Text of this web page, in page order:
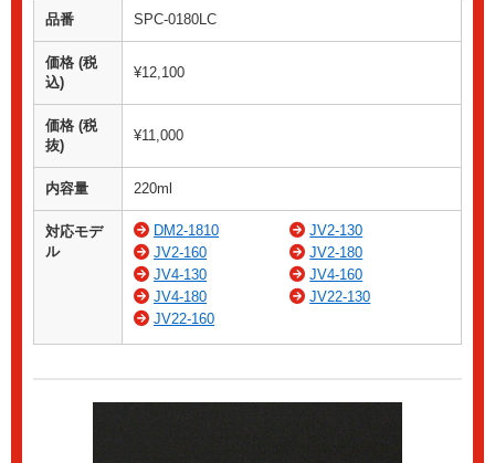
品番 SPC-0180LC
価格 (税
込)
¥12,100
価格 (税
抜)
¥11,000
内容量 220ml
対応モデ
ル
DM2-1810
JV2-130
JV2-160
JV2-180
JV4-130
JV4-160
JV4-180
JV22-130
JV22-160